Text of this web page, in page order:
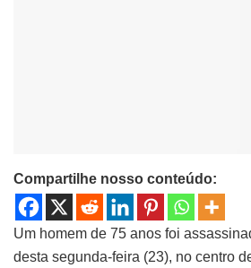
Compartilhe nosso conteúdo:
Um homem de 75 anos foi
desta segunda-feira (23), no centro